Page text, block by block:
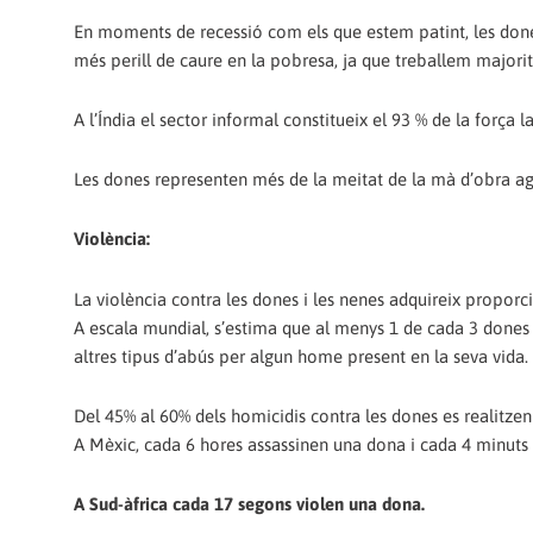
En moments de recessió com els que estem patint, les
més perill de caure en la pobresa, ja que treballem
A l’Índia el sector informal constitueix el 93 % de la força
Les dones representen més de la meitat de la mà d’obra
Violència:
La violència contra les dones i les nenes adquireix
A escala mundial, s’estima que al menys 1 de cada 3
altres tipus d’abús per algun home present en la seva vida.
Del 45% al 60% dels homicidis contra les dones es
A Mèxic, cada 6 hores assassinen una dona i cada 4
A Sud-àfrica cada 17 segons violen una dona.